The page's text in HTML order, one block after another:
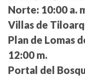
Norte: 10:00 a.
Villas de
Plan de Lomas
12:00 m.
Portal del